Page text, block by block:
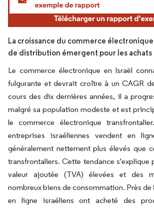
La croissance du commerce électronique
de distribution émergent pour les achats
Le commerce électronique en Israël
fulgurante et devrait croître à un CAGR
cours des dix dernières années, il a
malgré sa population modeste et est
le commerce électronique
entreprises israéliennes vendent en
généralement nettement plus élevés que
transfrontaliers. Cette tendance s'explique
valeur ajoutée (TVA) élevées et des
nombreux biens de consommation. Près de
en ligne israéliens ont acheté des